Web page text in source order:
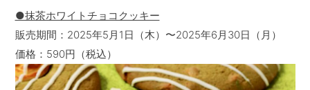
●抹茶ホワイトチョコクッキー
販売期間：2025年5月1日（木）〜2025年6月30日（月）
価格：590円（税込）